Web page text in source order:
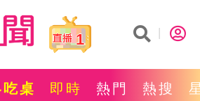
1
桌 即時 熱門 熱搜